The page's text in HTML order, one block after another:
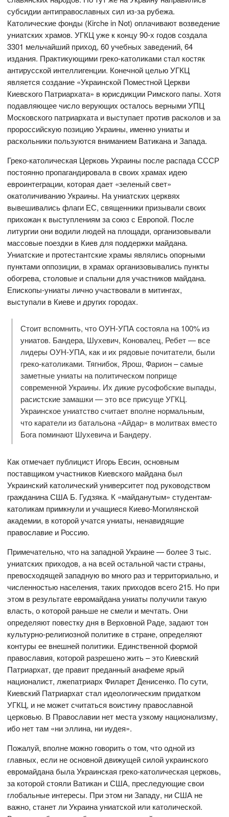
субсидии антиправославных сил из-за рубежа.
Католические фонды (Кirche in Not) оплачивают возведение
униатских храмов. УГКЦ уже к концу 90-х годов создала
3301 мельчайший приход, 60 учебных заведений, 64
издания. Практикующими греко-католиками стал костяк
антирусской интеллигенции. Конечной целью УГКЦ
является создание «Украинской Поместной Церкви
Киевского Патриархата» в юрисдикции Римского папы. Хотя
подавляющее число верующих осталось верными УПЦ
Московского патриархата и выступает против расколов и за
пророссийскую позицию Украины, именно униаты и
раскольники пользуются вниманием Ватикана и Запада.
Греко-католическая Церковь Украины после распада СССР
постоянно пропагандировала в своих храмах идею
евроинтеграции, которая дает «зеленый свет»
окатоличиванию Украины. На униатских церквях
вывешивались флаги ЕС, священники призывали своих
прихожан к выступлениям за союз с Европой. После
литургии они водили людей на площади, организовывали
массовые поездки в Киев для поддержки майдана.
Униатские и протестантские храмы являлись опорными
пунктами оппозиции, в храмах организовывались пункты
обогрева, столовые и спальни для участников майдана.
Епископы-униаты лично участвовали в митингах,
выступали в Киеве и других городах.
Стоит вспомнить, что ОУН-УПА состояла на 100% из
униатов. Бандера, Шухевич, Коновалец, Ребет — все
лидеры ОУН-УПА, как и их рядовые почитатели, были
греко-католиками. Тягнибок, Ярош, Фарион – самые
заметные униаты на политическом поприще
современной Украины. Их дикие русофобские выпады,
расистские замашки — это все присуще УГКЦ.
Украинское униатство считает вполне нормальным,
что каратели из батальона «Айдар» в молитвах вместо
Бога поминают Шухевича и Бандеру.
Как отмечает публицист Игорь Евсин, основным
поставщиком участников Киевского майдана был
Украинский католический университет под руководством
гражданина США Б. Гудзяка. К «майданутым» студентам-
католикам примкнули и учащиеся Киево-Могилянской
академии, в которой учатся униаты, ненавидящие
православие и Россию.
Примечательно, что на западной Украине — более 3 тыс.
униатских приходов, а на всей остальной части страны,
превосходящей западную во много раз и территориально, и
численностью населения, таких приходов всего 215. Но при
этом в результате евромайдана униаты получили такую
власть, о которой раньше не смели и мечтать. Они
определяют повестку дня в Верховной Раде, задают тон
культурно-религиозной политике в стране, определяют
контуры ее внешней политики. Единственной формой
православия, которой разрешено жить – это Киевский
Патриархат, где правит преданный анафеме ярый
националист, лжепатриарх Филарет Денисенко. По сути,
Киевский Патриархат стал идеологическим придатком
УГКЦ, и не может считаться воистину православной
церковью. В Православии нет места узкому национализму,
ибо нет там «ни эллина, ни иудея».
Пожалуй, вполне можно говорить о том, что одной из
главных, если не основной движущей силой украинского
евромайдана была Украинская греко-католическая церковь,
за которой стояли Ватикан и США, преследующие свои
глобальные интересы. При этом ни Западу, ни США не
важно, станет ли Украина униатской или католической.